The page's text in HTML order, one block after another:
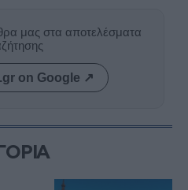
μας στα αποτελέσματα
on Google ↗